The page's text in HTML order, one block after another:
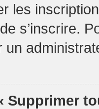
les
s’inscrire.
un
Supprimer